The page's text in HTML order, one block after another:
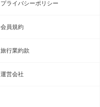
プライバシーポリシー
会員規約
旅行業約款
運営会社